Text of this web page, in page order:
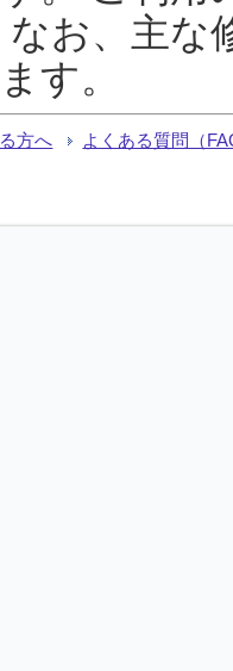
お、主な
す。
方へ よくある質問（